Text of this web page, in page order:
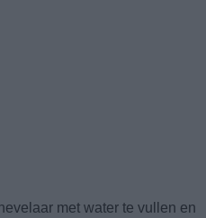
met water te vullen en